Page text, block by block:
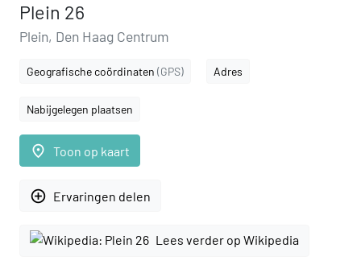
Plein 26
Plein, Den Haag Centrum
Geografische coördinaten (GPS) Adres
Nabijgelegen plaatsen
place Toon op kaart
add_circle_outline Ervaringen delen
Lees verder op Wikipedia